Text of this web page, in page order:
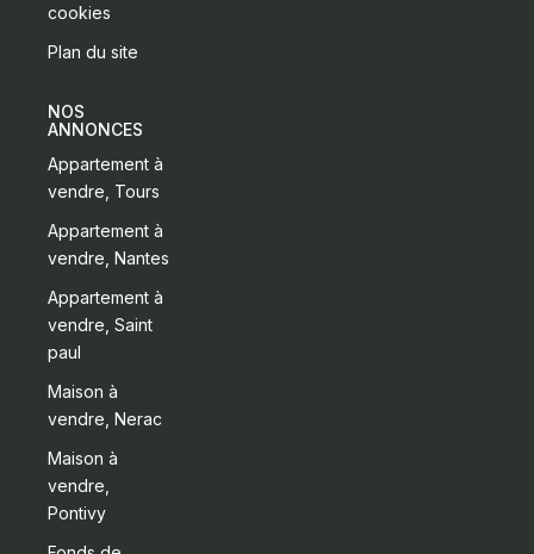
cookies
Plan du site
NOS
ANNONCES
Appartement à
vendre, Tours
Appartement à
vendre, Nantes
Appartement à
vendre, Saint
paul
Maison à
vendre, Nerac
Maison à
vendre,
Pontivy